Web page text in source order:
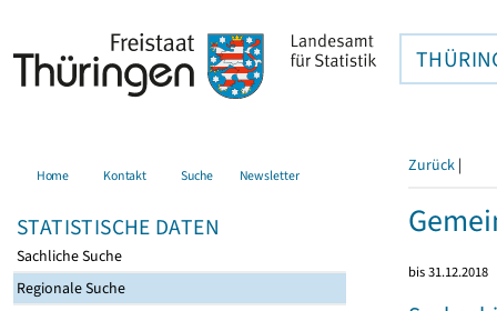
Home Kontakt Suche Newsletter
STATISTISCHE DATEN
Sachliche Suche
Regionale Suche
Zurück |
bis 31.12.2018